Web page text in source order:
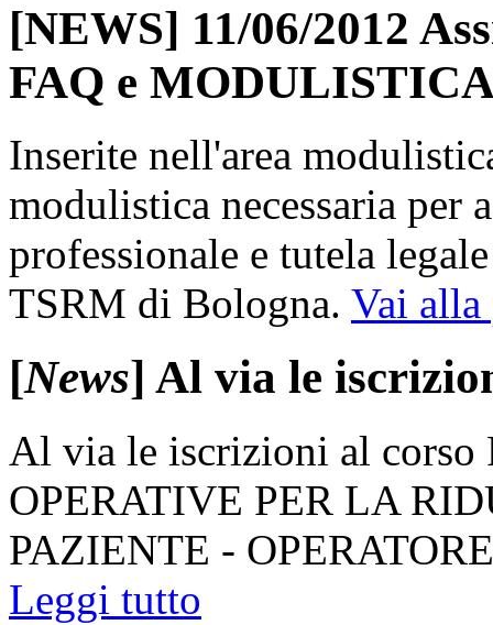
[NEWS] 11/06/2012
FAQ e
Inserite nell'area
modulistica necessaria per
professionale e tutela
TSRM di Bologna. Vai alla
[News] Al via le
Al via le iscrizioni al
OPERATIVE PER LA
PAZIENTE -
Leggi tutto